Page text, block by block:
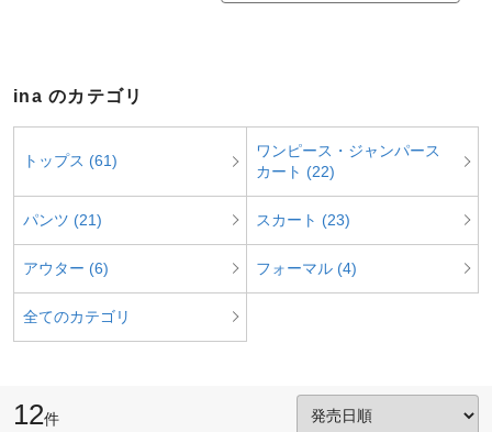
ina のカテゴリ
トップス (61)
ワンピース・ジャンパース
カート (22)
パンツ (21) スカート (23)
アウター (6) フォーマル (4)
全てのカテゴリ
12件